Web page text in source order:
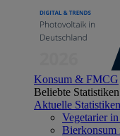
Konsum & FMCG
Beliebte Statistiken
Aktuelle Statistiken
Vegetarier
Bierkonsum